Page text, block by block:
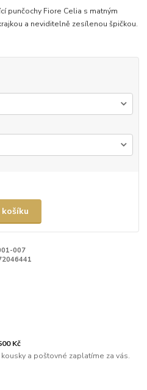
punčochy Fiore Celia s matným
a neviditelně zesílenou špičkou.
007
Kč
a poštovné zaplatíme za vás.